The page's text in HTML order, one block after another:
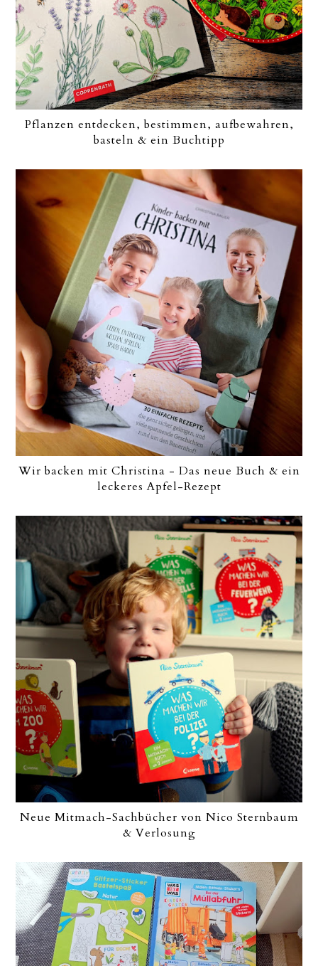
Pflanzen entdecken, bestimmen, aufbewahren,
basteln & ein Buchtipp
Wir backen mit Christina - Das neue Buch & ein
leckeres Apfel-Rezept
Neue Mitmach-Sachbücher von Nico Sternbaum
& Verlosung